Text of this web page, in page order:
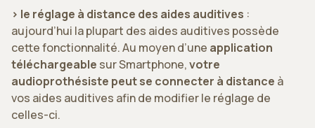
> le réglage à distance des aides auditives :
aujourd’hui la plupart des aides auditives possède
cette fonctionnalité. Au moyen d’une application
téléchargeable sur Smartphone,votre
audioprothésiste peut se connecter à distance à
vos aides auditives afin de modifier le réglage de
celles-ci.